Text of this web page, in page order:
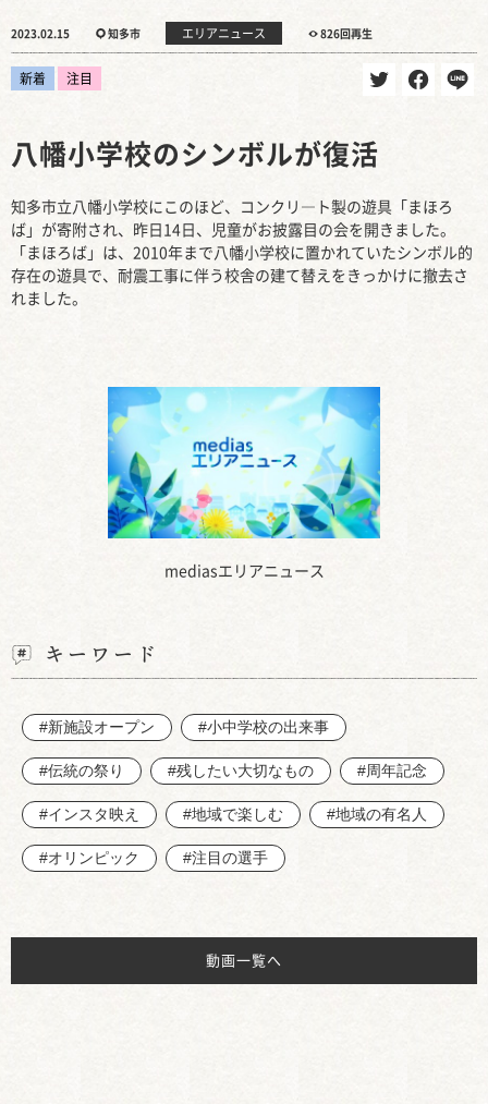
2023.02.15 知多市 エリアニュース 826回再生
新着 注目
mediasエリアニュース
八幡小学校のシンボルが復活
知多市立八幡小学校にこのほど、コンクリ―ト製の遊具「まほろ
ば」が寄附され、昨日14日、児童がお披露目の会を開きました。
「まほろば」は、2010年まで八幡小学校に置かれていたシンボル的
存在の遊具で、耐震工事に伴う校舎の建て替えをきっかけに撤去さ
れました。
キーワード
#新施設オープン #小中学校の出来事
#伝統の祭り #残したい大切なもの #周年記念
#インスタ映え #地域で楽しむ #地域の有名人
#オリンピック #注目の選手
動画一覧へ